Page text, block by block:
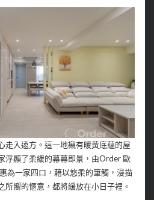
走入遠方。這一地襯有暖黃底蘊的屋
浮顯了柔緩的幕幕即景，由Order 歐
為一家四口，藉以悠柔的筆觸，漫描
所嚮的愜意，都將緩放在小日子裡。